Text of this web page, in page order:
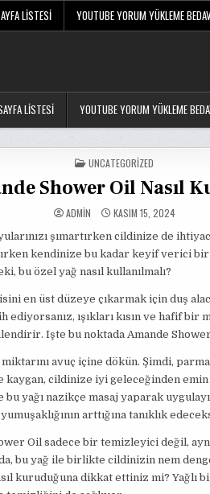
LISTESI YOUTUBE YORUM YÜKLEME
LISTESI YOUTUBE YORUM YÜKLEME
POSTED
IN
UNCATEGORIZED
Shower Oil Nasıl
ADMIN KASIM 15, 2024
şımartırken cildinize de
kendinize bu kadar keyif verici
bu özel yağ nasıl kullanılmalı?
en üst düzeye çıkarmak için duş
ediyorsanız, ışıkları kısın ve hafif bir
Işte bu noktada Amande Shower
avuç içine dökün. Şimdi,
kaygan, cildinize iyi geleceğinden
yağı nazikçe masaj yaparak
arttığına tanıklık
Oil sadece bir temizleyici değil,
bu yağ ile birlikte cildinizin nem
kuruduğuna dikkat ettiniz mi? Yağlı